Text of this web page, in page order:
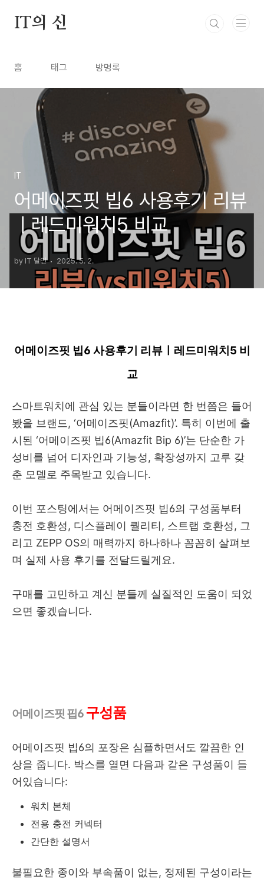
IT의 신
홈 태그 방명록
IT
어메이즈핏 빕6 사용후기 리뷰
ㅣ레드미워치5 비교
by IT 달인 2025. 5. 2.
어메이즈핏 빕6 사용후기 리뷰ㅣ레드미워치5 비
교
스마트워치에 관심 있는 분들이라면 한 번쯤은 들어
봤을 브랜드, ‘어메이즈핏(Amazfit)’. 특히 이번에 출
시된 ‘어메이즈핏 빕6(Amazfit Bip 6)’는 단순한 가
성비를 넘어 디자인과 기능성, 확장성까지 고루 갖
춘 모델로 주목받고 있습니다.
이번 포스팅에서는 어메이즈핏 빕6의 구성품부터
충전 호환성, 디스플레이 퀄리티, 스트랩 호환성, 그
리고 ZEPP OS의 매력까지 하나하나 꼼꼼히 살펴보
며 실제 사용 후기를 전달드릴게요.
구매를 고민하고 계신 분들께 실질적인 도움이 되었
으면 좋겠습니다.
어메이즈핏 핍6 구성품
어메이즈핏 빕6의 포장은 심플하면서도 깔끔한 인
상을 줍니다. 박스를 열면 다음과 같은 구성품이 들
어있습니다:
워치 본체
전용 충전 커넥터
간단한 설명서
불필요한 종이와 부속품이 없는, 정제된 구성이라는